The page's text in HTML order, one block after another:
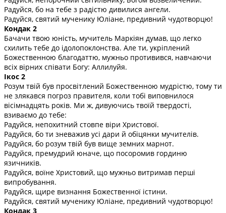
Радуйся, бо на тебе з радістю дивилися ангели.
Радуйся, святий мученику Юліане, предивний чудотворцю!
Кондак 2
Бачачи твою юність, мучитель Маркіян думав, що легко
схилить тебе до ідолопоклонства. Але ти, укріплений
Божественною благодаттю, мужньо противився, навчаючи
всіх вірних співати Богу: Аллилуйя.
Ікос 2
Розум твій був просвітлений Божественною мудрістю, тому ти
не злякався погроз правителя, коли тобі виповнилося
вісімнадцять років. Ми ж, дивуючись твоїй твердості,
взиваємо до тебе:
Радуйся, непохитний стовпе віри Христової.
Радуйся, бо ти зневажив усі дари й обіцянки мучителів.
Радуйся, бо розум твій був вище земних марнот.
Радуйся, премудрий юначе, що посоромив гординю
язичників.
Радуйся, воїне Христовий, що мужньо витримав перші
випробування.
Радуйся, щире визнання Божественної істини.
Радуйся, святий мученику Юліане, предивний чудотворцю!
Кондак 3